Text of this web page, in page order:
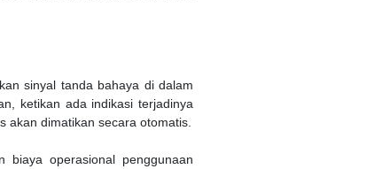
sinyal tanda bahaya di dalam
ketikan ada indikasi terjadinya
akan dimatikan secara otomatis.
biaya operasional penggunaan